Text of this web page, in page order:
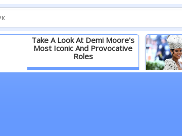
Take A Look At Demi Moore's
Most Iconic And Provocative
Roles
Детальніше